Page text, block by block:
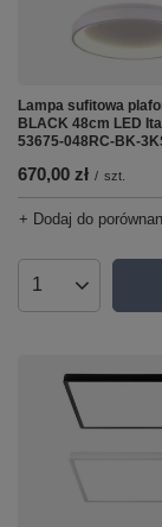
Lampa sufitowa
BLACK 48cm LED
53675-048RC-BK-
670,00 zł / szt.
+ Dodaj do
Ilość produktów